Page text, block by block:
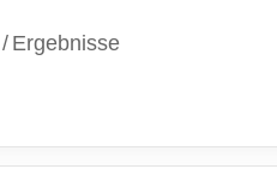
/ Ergebnisse